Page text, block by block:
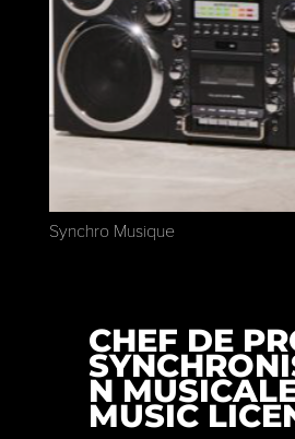
Synchro Musique
CHEF DE
N
MUSIC